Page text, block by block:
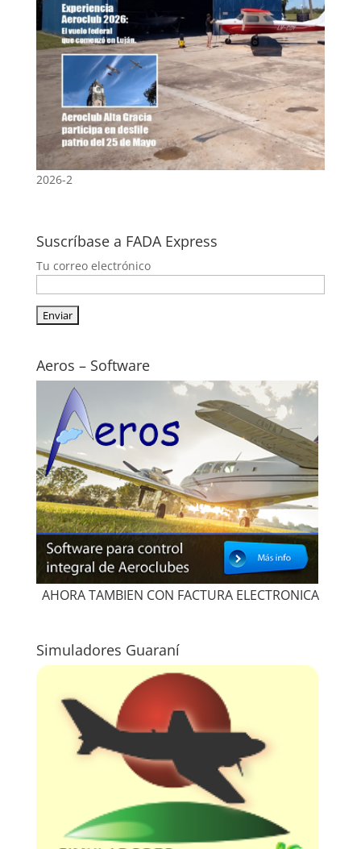
2026-2
Suscríbase a FADA Express
Tu correo electrónico
Aeros – Software
AHORA TAMBIEN CON FACTURA ELECTRONICA
Simuladores Guaraní